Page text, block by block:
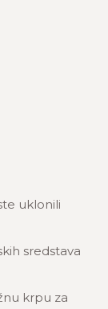
uklonili
sredstava
krpu za